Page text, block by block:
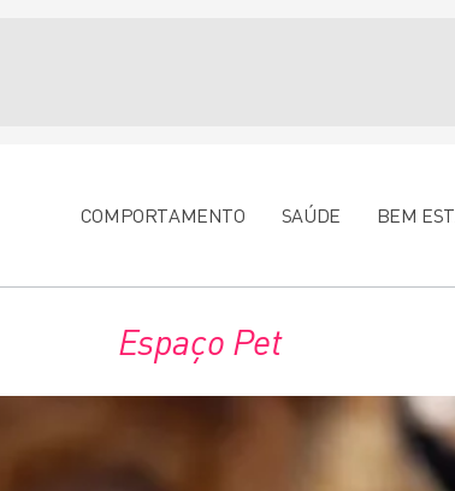
COMPORTAMENTO SAÚDE BEM
Espaço Pet